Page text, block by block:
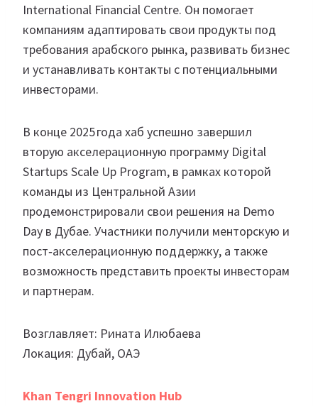
International Financial Centre. Он помогает
компаниям адаптировать свои продукты под
требования арабского рынка, развивать бизнес
и устанавливать контакты с потенциальными
инвесторами.
В конце 2025 года хаб успешно завершил
вторую акселерационную программу Digital
Startups Scale Up Program, в рамках которой
команды из Центральной Азии
продемонстрировали свои решения на Demo
Day в Дубае. Участники получили менторскую и
пост‑акселерационную поддержку, а также
возможность представить проекты инвесторам
и партнерам.
Возглавляет: Рината Илюбаева
Локация: Дубай, ОАЭ
Khan Tengri Innovation Hub